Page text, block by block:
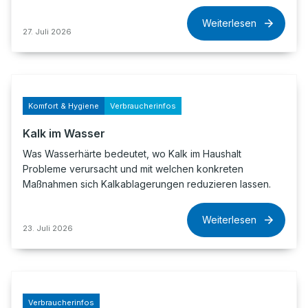
27. Juli 2026
Weiterlesen
Komfort & Hygiene Verbraucherinfos
Kalk im Wasser
Was Wasserhärte bedeutet, wo Kalk im Haushalt
Probleme verursacht und mit welchen konkreten
Maßnahmen sich Kalkablagerungen reduzieren lassen.
23. Juli 2026
Weiterlesen
Verbraucherinfos